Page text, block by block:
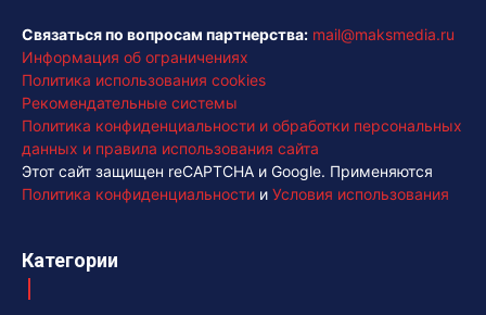
Связаться по вопросам партнерства: mail@maksmedia.ru
Информация об ограничениях
Политика использования cookies
Рекомендательные системы
Политика конфиденциальности и обработки персональных
данных и правила использования сайта
Этот сайт защищен reCAPTCHA и Google. Применяются
Политика конфиденциальности и Условия использования
Категории